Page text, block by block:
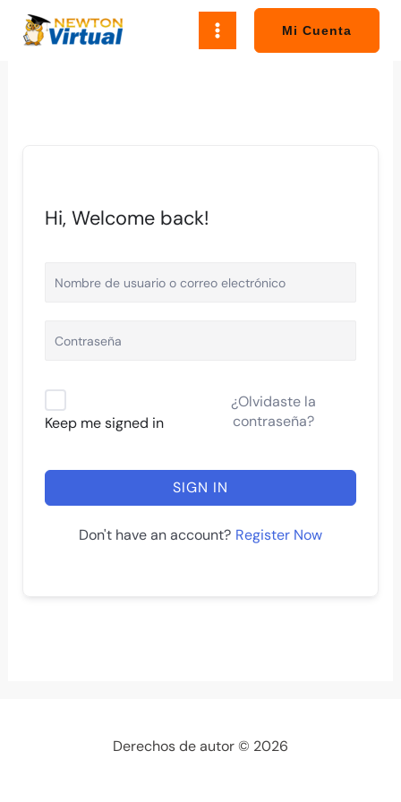
Mi Cuenta
Hi, Welcome back!
Keep me signed in
¿Olvidaste la
contraseña?
SIGN IN
Don't have an account? Register Now
Derechos de autor © 2026